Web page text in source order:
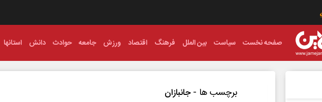
صفحه نخست سیاست بین الملل فرهنگ اقتصاد ورزش جامعه حوادث دانش استانها
برچسب ها -جانبازان